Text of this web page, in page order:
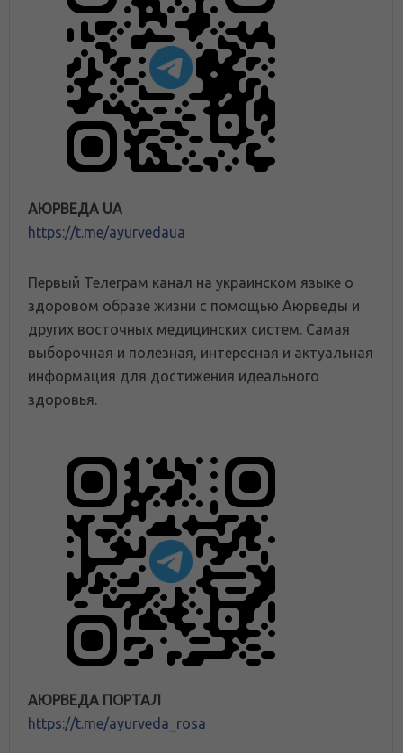
АЮРВЕДА UA
https://t.me/ayurvedaua
Первый Телеграм канал на украинском языке о
здоровом образе жизни с помощью Аюрведы и
других восточных медицинских систем. Самая
выборочная и полезная, интересная и актуальная
информация для достижения идеального
здоровья.
АЮРВЕДА ПОРТАЛ
https://t.me/ayurveda_rosa